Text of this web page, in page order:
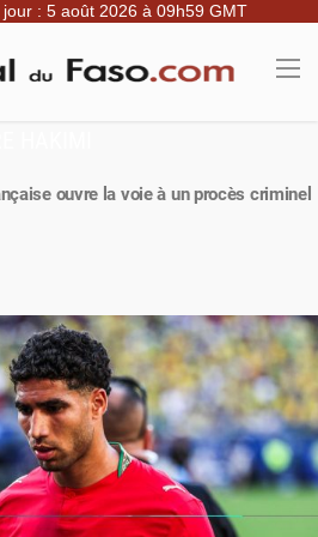
: 5 août 2026 à 09h59 GMT
ouvre la voie à un procès criminel